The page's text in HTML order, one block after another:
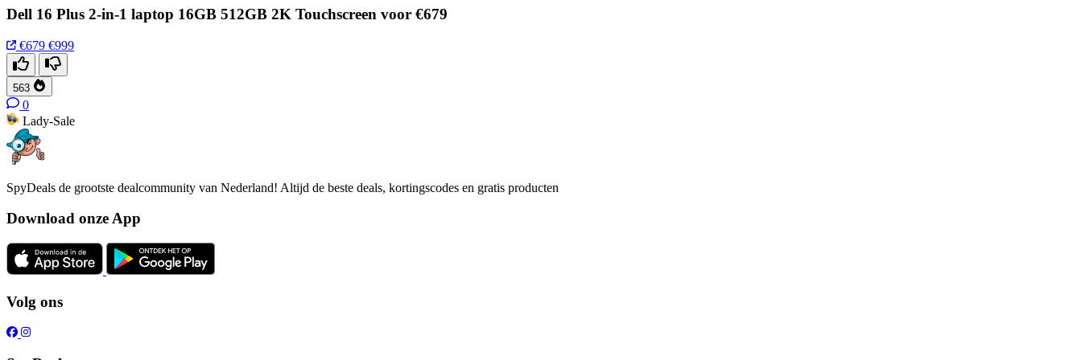
Dell 16 Plus 2-in-1 laptop 16GB 512GB 2K Touchscreen voor €679
€679 €999
563
0
Lady-Sale
SpyDeals de grootste dealcommunity van Nederland! Altijd de beste deals, kortingscodes en gratis producten
Download onze App
Volg ons